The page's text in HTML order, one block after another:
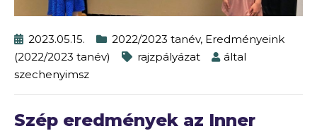
2023.05.15. 2022/2023 tanév, Eredményeink
(2022/2023 tanév)
rajzpályázat
által
szechenyimsz
Szép eredmények az Inner